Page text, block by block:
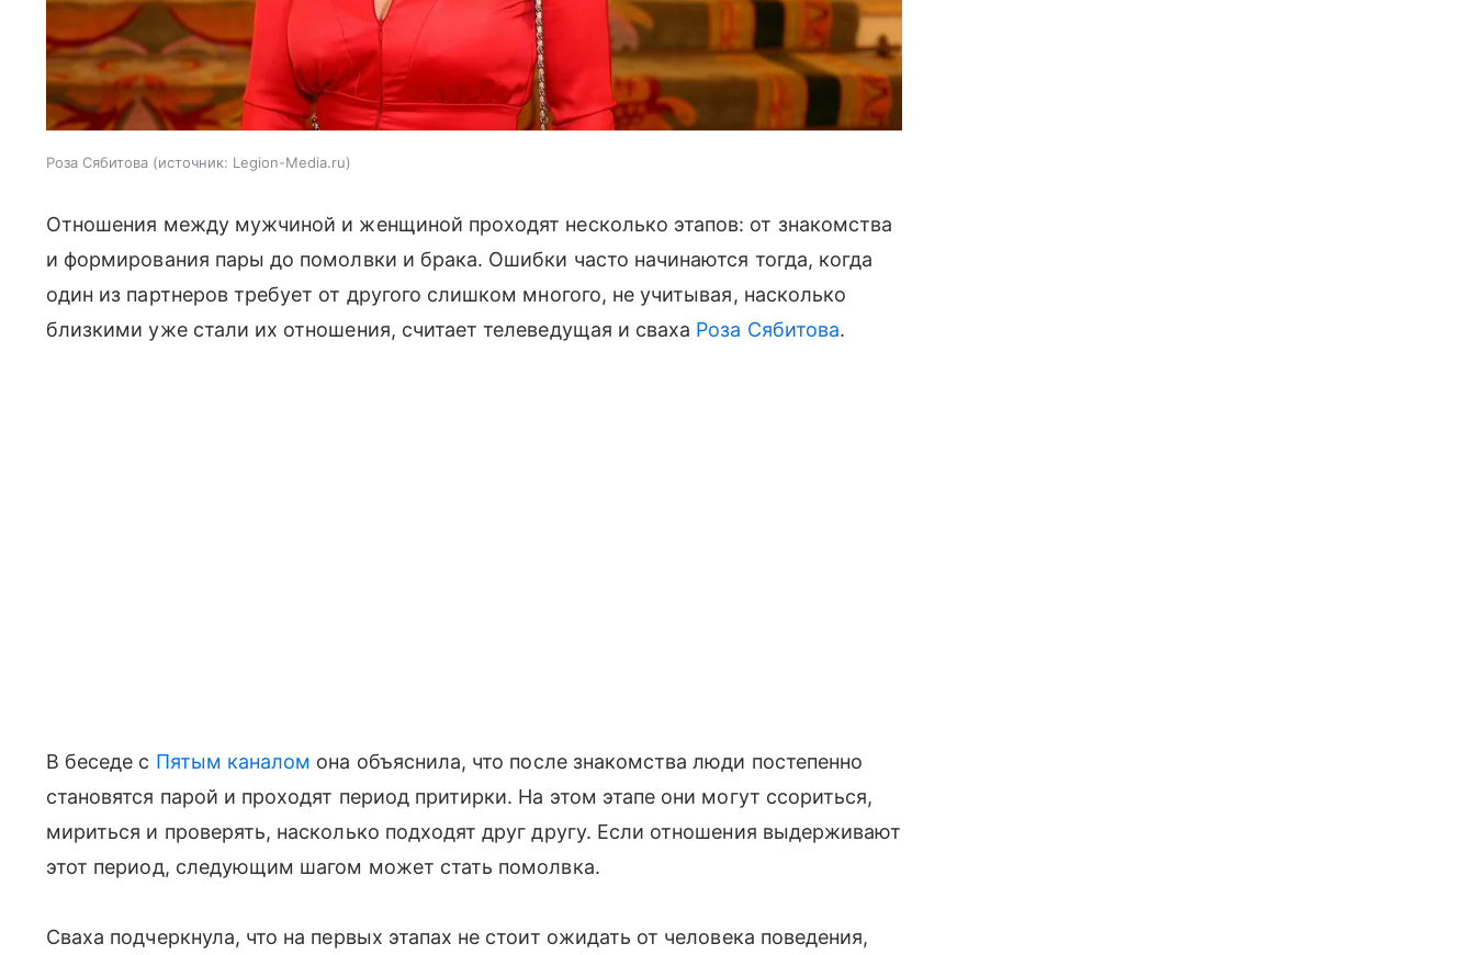
Роза Сябитова источник: Legion-Media.ru
Отношения между мужчиной и женщиной проходят несколько этапов: от знакомства
и формирования пары до помолвки и брака. Ошибки часто начинаются тогда, когда
один из партнеров требует от другого слишком многого, не учитывая, насколько
близкими уже стали их отношения, считает телеведущая и сваха Роза Сябитова.
В беседе с Пятым каналом она объяснила, что после знакомства люди постепенно
становятся парой и проходят период притирки. На этом этапе они могут ссориться,
мириться и проверять, насколько подходят друг другу. Если отношения выдерживают
этот период, следующим шагом может стать помолвка.
Сваха подчеркнула, что на первых этапах не стоит ожидать от человека поведения,